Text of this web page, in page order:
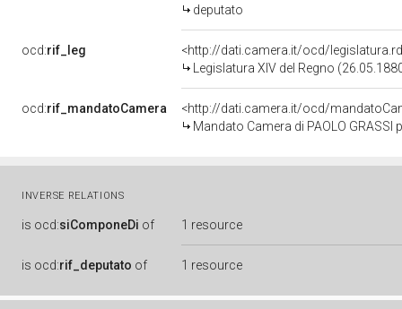
deputato
ocd:rif_leg
<http://dati.camera.it/ocd/
Legislatura XIV del Regno
ocd:rif_mandatoCamera
<http://dati.camera.it/ocd/
Mandato Camera di PAOLO GRASSI
INVERSE RELATIONS
is ocd:siComponeDi of 1 resource
is ocd:rif_deputato of 1 resource